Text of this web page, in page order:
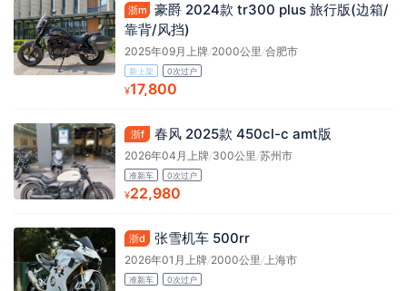
浙m
豪爵 2024款 tr300 plus 旅行版(边箱/
靠背/风挡)
2025年09月上牌/2000公里/合肥市
新上架 0次过户
¥17,800
浙f 春风 2025款 450cl-c amt版
2026年04月上牌/300公里/苏州市
准新车 0次过户
¥22,980
浙d 张雪机车 500rr
2026年01月上牌/2000公里 /上海市
准新车 0次过户